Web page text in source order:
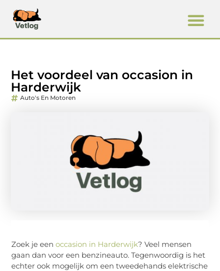
Het voordeel van occasion in
Harderwijk
Auto's En Motoren
Zoek je een occasion in Harderwijk? Veel mensen
gaan dan voor een benzineauto. Tegenwoordig is het
echter ook mogelijk om een tweedehands elektrische